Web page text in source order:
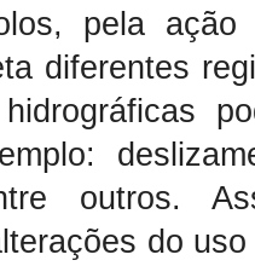
pela ação
diferentes
outros.
do